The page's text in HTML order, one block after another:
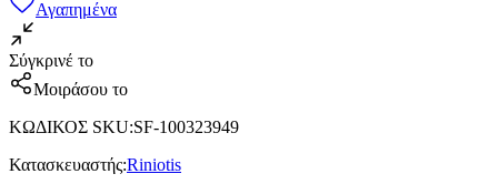
Αγαπημένα
Σύγκρινέ το
Μοιράσου το
ΚΩΔΙΚΟΣ SKU:SF-100323949
Κατασκευαστής:Riniotis